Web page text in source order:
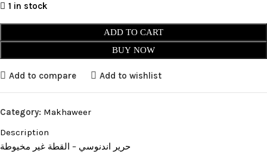
1 in stock
ADD TO CART
BUY NOW
Add to compare Add to wishlist
Category: Makhaweer
Description
حرير اندنوسي – القطة غير مخيوطة